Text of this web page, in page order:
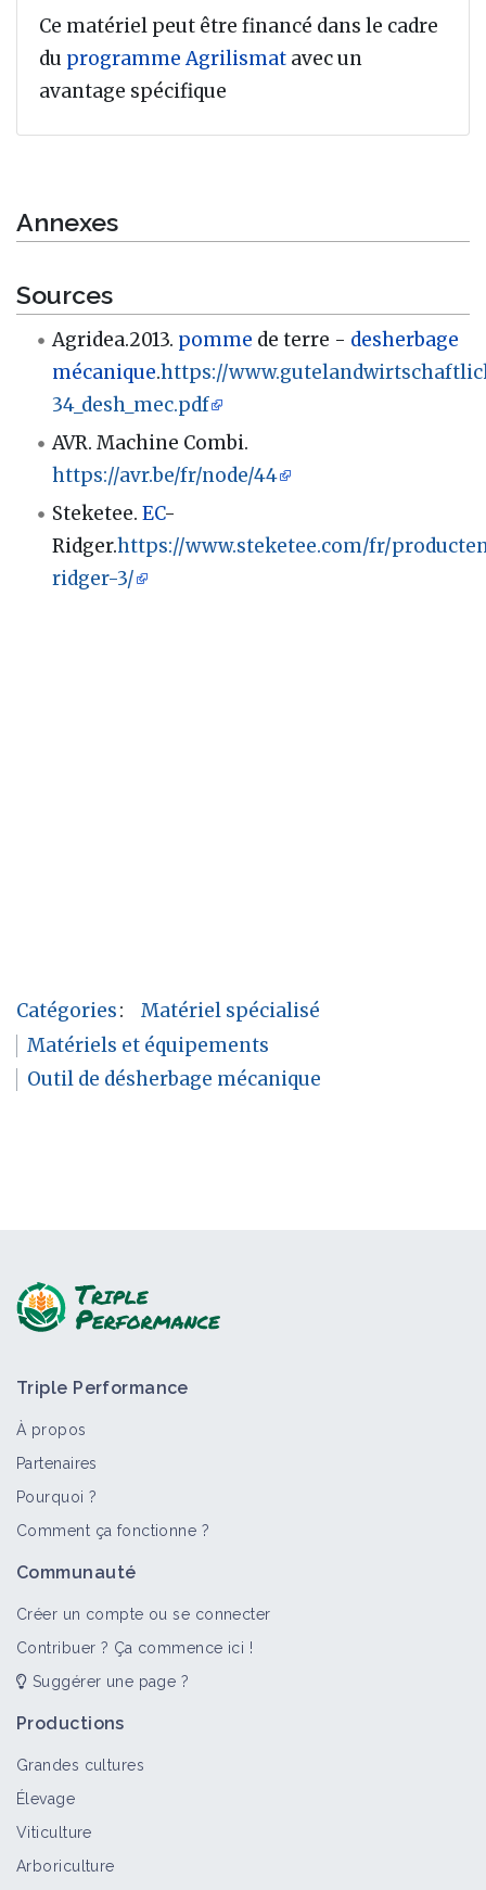
Ce matériel peut être financé dans le cadre
du programme Agrilismat avec un
avantage spécifique
Annexes
Sources
Agridea.2013. pomme de terre - desherbage
mécanique.https://
34_desh_mec.pdf
AVR. Machine Combi.
https://avr.be/fr/node/44
Steketee.EC-
Ridger.https://www.steketee.com/fr/
ridger-3/
Catégories:
Matériel spécialisé
Matériels et équipements
Outil de désherbage mécanique
Triple Performance
À propos
Partenaires
Pourquoi ?
Comment ça fonctionne ?
Communauté
Créer un compte ou se connecter
Contribuer ? Ça commence ici !
Suggérer une page ?
Productions
Grandes cultures
Élevage
Viticulture
Arboriculture